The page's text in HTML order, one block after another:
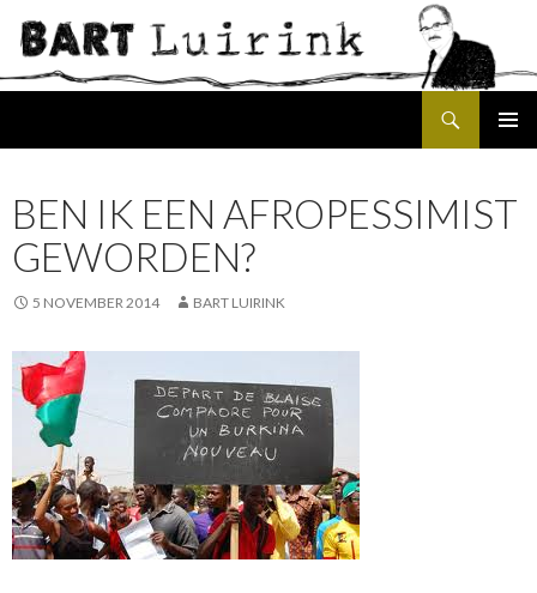
BEN IK EEN AFROPESSIMIST
GEWORDEN?
5 NOVEMBER 2014 BART LUIRINK